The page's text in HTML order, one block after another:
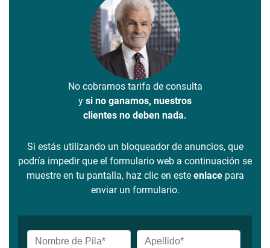
No cobramos tarifa de consulta
y si no ganamos, nuestros
clientes no deben nada.
Si estás utilizando un bloqueador de anuncios, que
podría impedir que el formulario web a continuación se
muestre en tu pantalla, haz clic en este enlacepara
enviar un formulario.